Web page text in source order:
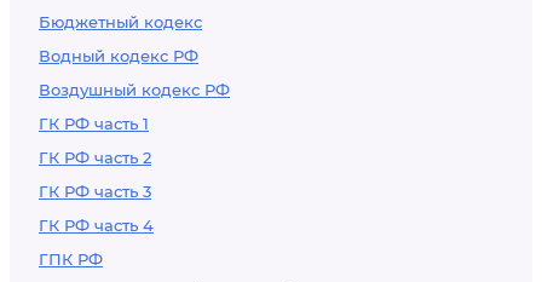
Бюджетный кодекс
Водный кодекс РФ
Воздушный кодекс РФ
ГК РФ часть 1
ГК РФ часть 2
ГК РФ часть 3
ГК РФ часть 4
ГПК РФ